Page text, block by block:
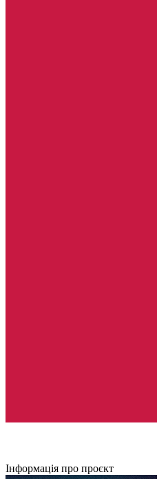
Інформація про проєкт